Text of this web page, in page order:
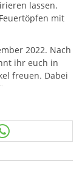
lassen.
mit
2022. Nach
ihr euch in
freuen. Dabei
neu
wurden.